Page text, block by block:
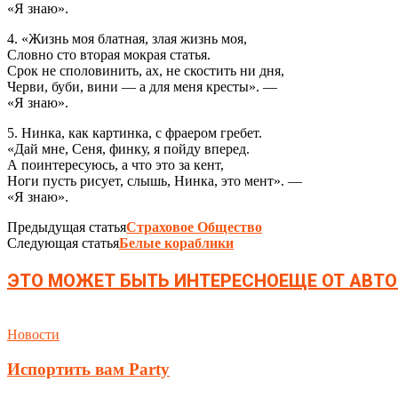
«Я знаю».
4. «Жизнь моя блатная, злая жизнь моя,
Словно сто вторая мокрая статья.
Срок не споловинить, ах, не скостить ни дня,
Черви, буби, вини — а для меня кресты». —
«Я знаю».
5. Нинка, как картинка, с фраером гребет.
«Дай мне, Сеня, финку, я пойду вперед.
А поинтересуюсь, а что это за кент,
Ноги пусть рисует, слышь, Нинка, это мент». —
«Я знаю».
Предыдущая статьяСтраховое Общество
Следующая статьяБелые кораблики
ЭТО МОЖЕТ БЫТЬ ИНТЕРЕСНОЕЩЕ ОТ
Новости
Испортить вам Party